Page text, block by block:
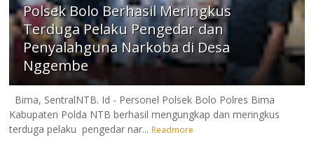
Polsek Bolo Berhasil Meringkus
Terduga Pelaku Pengedar dan
Penyalahguna Narkoba di Desa
Nggembe
Bima, SentralNTB. Id - Personel Polsek Bolo Polres Bima
Kabupaten Polda NTB berhasil mengungkap dan meringkus
terduga pelaku pengedar nar... Readmore